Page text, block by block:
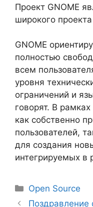
Проект GNOME
широкого
GNOME
полностью
всем
уровня
ограничений и
говорят. В
как собственно
пользователей,
для создания
интегрируемых в
Рубрики
Open Source